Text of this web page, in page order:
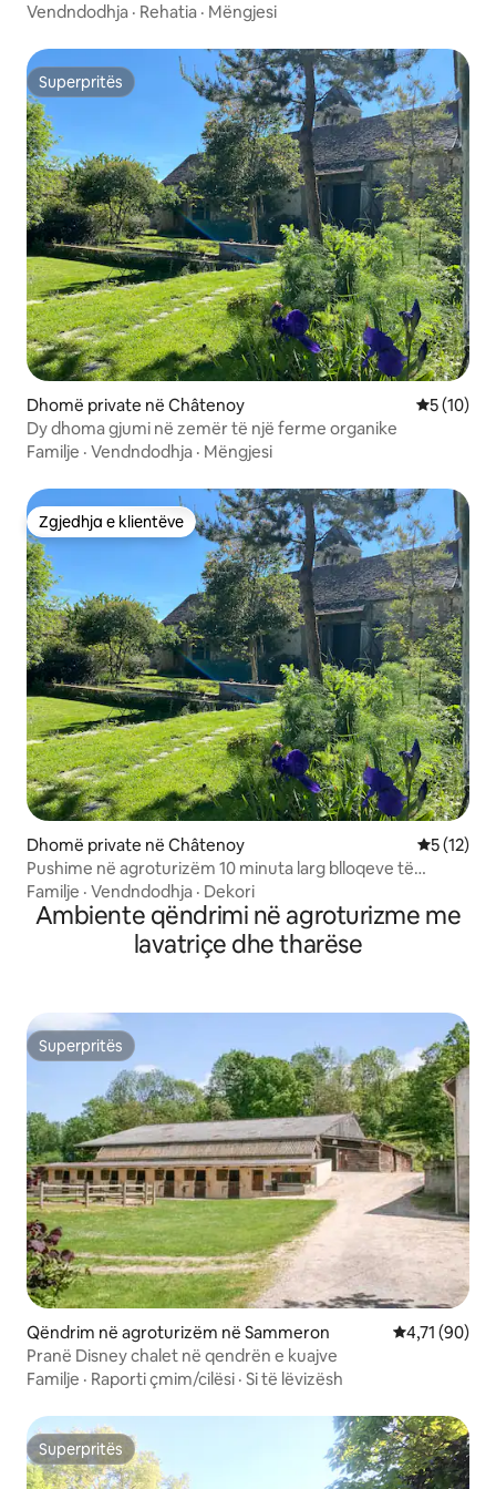
Vendndodhja · Rehatia · Mëngjesi
Superpritës
Superpritës
Dhomë private në Châtenoy Vlerësimi
5 (10)
Dy dhoma gjumi në zemër të një ferme organike
Familje · Vendndodhja · Mëngjesi
Zgjedhja e klientëve
Zgjedhja e klientëve
Dhomë private në Châtenoy Vlerësimi
5 (12)
Pushime në agroturizëm 10 minuta larg blloqeve të
ngjitjes.
Familje · Vendndodhja · Dekori
Ambiente qëndrimi në agroturizme me
lavatriçe dhe tharëse
Superpritës
Superpritës
Qëndrim në agroturizëm në Sammeron Vlerësimi
4,71 (90)
Pranë Disney chalet në qendrën e kuajve
Familje · Raporti çmim/cilësi · Si të lëvizësh
Superpritës
Superpritës